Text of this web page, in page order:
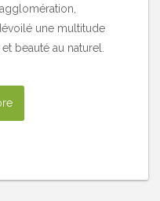
une multitude
beauté au naturel.